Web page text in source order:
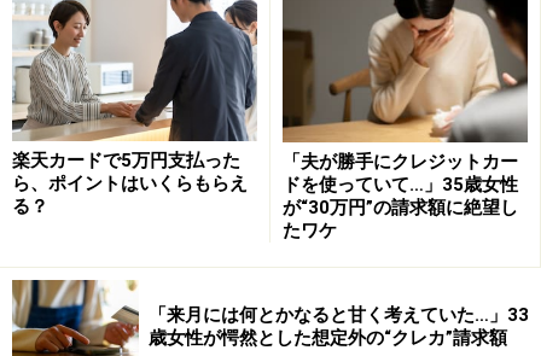
上記の2枚を比較すると、大きく違うのは旅行傷害保険
の部分だけと言えるかと思います。毎年海外に出かける
人なら、JCBゴールドの年会費の元は取れるかもしれま
せんが、そういう機会が少ない人は、JCB GOLD EXTAGE
で十分ではないでしょうか。
年齢制限なしで従来水準のサービスが受け
られるお得カードも
廉価版ゴールドカードでは、年齢制限のあるものはJCB
楽天カードで5万円支払った
ら、ポイントはいくらもらえ
る？
「夫が勝手にクレジットカー
ドを使っていて…」35歳女性
が“30万円”の請求額に絶望し
たワケ
「来月には何とかなると甘く考えていた…」33
歳女性が愕然とした想定外の“クレカ”請求額